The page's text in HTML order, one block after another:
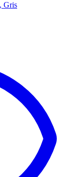
Gris